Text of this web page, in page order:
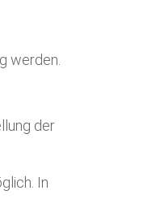
werden.
der
In